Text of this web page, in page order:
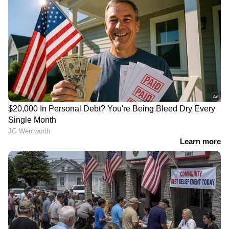
ട്രെയിൻ യാത്രയിൽ
പുതിയ മാറ്റം; ഇനി
ആർഎസി
ടിക്കറ്റുകാർക്കും
കമ്പിളിപ്പുതപ്പ് ലഭിക്കും,
എല്ലാ സോണുകൾക്കും
ഇന്ത്യൻ രാഷ്ട്രീയത്തെ
നാല് പതിറ്റാണ്ടോളം ഉലച്ച
ബോഫോഴ്‌സ് തോക്ക്
ഇടപാട് അഴിമതിക്കേസ്;
വിവരം നൽകിയാൽ 15
ലക്ഷം രൂപ പാരിതോഷികം;
ലഷ്കർ ഇ തൊയ്ബ
നീറ്റ് ചോദ്യങ്ങൾ എങ്ങനെ
ചോർന്നു? നിർണായക
കണ്ടെത്തലുമായി